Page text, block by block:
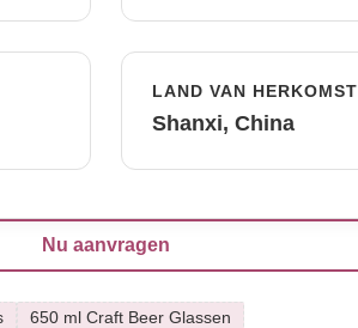
LAND VAN HERKOMST
Shanxi, China
Nu aanvragen
650 ml Craft Beer Glassen